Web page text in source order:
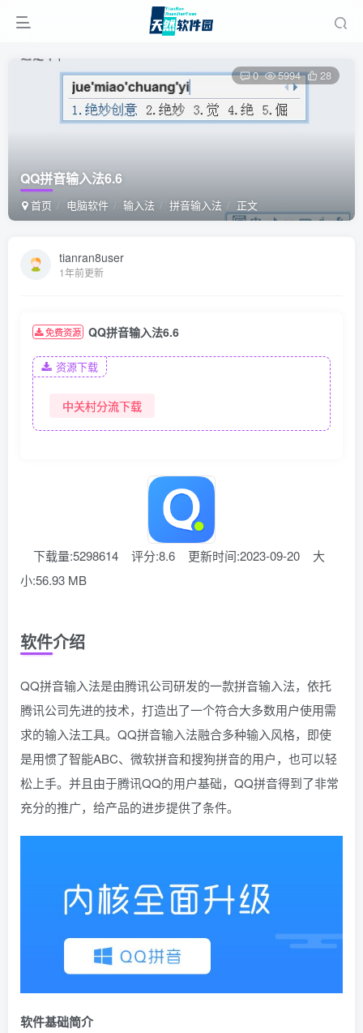
QQ拼音输入法6.6
首页 电脑软件 输入法 拼音输入法 正文
0 5994 28
tianran8user
1年前更新
免费资源 QQ拼音输入法6.6
资源下载
中关村分流下载
下载量:5298614 评分:8.6 更新时间:2023-09-20
大
小:56.93 MB
软件介绍
QQ拼音输入法是由腾讯公司研发的一款拼音输入法，依托
腾讯公司先进的技术，打造出了一个符合大多数用户使用需
求的输入法工具。QQ拼音输入法融合多种输入风格，即使
是用惯了智能ABC、微软拼音和搜狗拼音的用户，也可以轻
松上手。并且由于腾讯QQ的用户基础，QQ拼音得到了非常
充分的推广，给产品的进步提供了条件。
软件基础简介